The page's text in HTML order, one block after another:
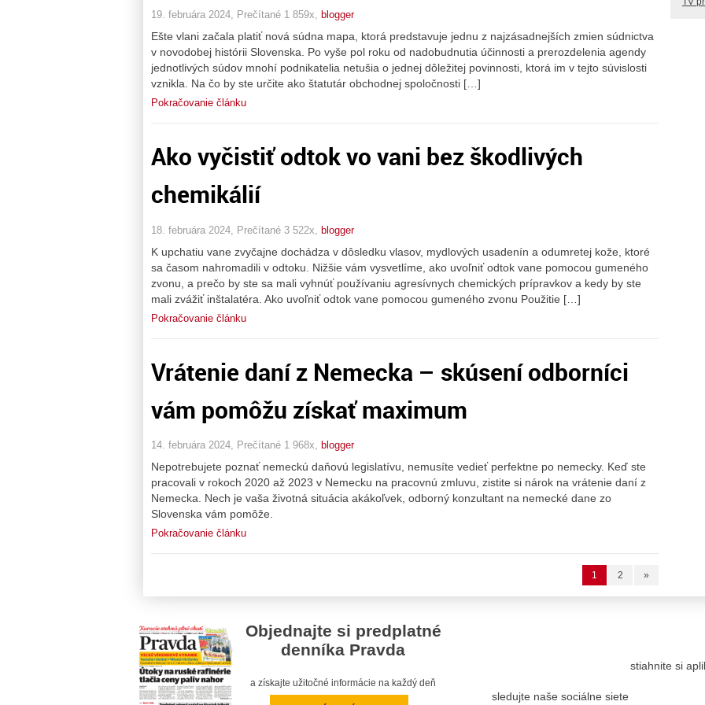
19. februára 2024, Prečítané 1 859x, blogger
Ešte vlani začala platiť nová súdna mapa, ktorá predstavuje jednu z najzásadnejších zmien súdnictva
v novodobej histórii Slovenska. Po vyše pol roku od nadobudnutia účinnosti a prerozdelenia agendy
jednotlivých súdov mnohí podnikatelia netušia o jednej dôležitej povinnosti, ktorá im v tejto súvislosti
vznikla. Na čo by ste určite ako štatutár obchodnej spoločnosti […]
Pokračovanie článku
Ako vyčistiť odtok vo vani bez škodlivých
chemikálií
18. februára 2024, Prečítané 3 522x, blogger
K upchatiu vane zvyčajne dochádza v dôsledku vlasov, mydlových usadenín a odumretej kože, ktoré
sa časom nahromadili v odtoku. Nižšie vám vysvetlíme, ako uvoľniť odtok vane pomocou gumeného
zvonu, a prečo by ste sa mali vyhnúť používaniu agresívnych chemických prípravkov a kedy by ste
mali zvážiť inštalatéra. Ako uvoľniť odtok vane pomocou gumeného zvonu Použitie […]
Pokračovanie článku
Vrátenie daní z Nemecka – skúsení odborníci
vám pomôžu získať maximum
14. februára 2024, Prečítané 1 968x, blogger
Nepotrebujete poznať nemeckú daňovú legislatívu, nemusíte vedieť perfektne po nemecky. Keď ste
pracovali v rokoch 2020 až 2023 v Nemecku na pracovnú zmluvu, zistite si nárok na vrátenie daní z
Nemecka. Nech je vaša životná situácia akákoľvek, odborný konzultant na nemecké dane zo
Slovenska vám pomôže.
Pokračovanie článku
1 2 »
Objednajte si predplatné
denníka Pravda
a získajte užitočné informácie na každý deň
sledujte naše sociálne siete
stiahnite si